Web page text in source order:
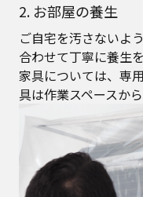
2. お部屋の養生
ご自宅を汚さないよ
合わせて丁寧に養生
家具については、専
具は作業スペースか